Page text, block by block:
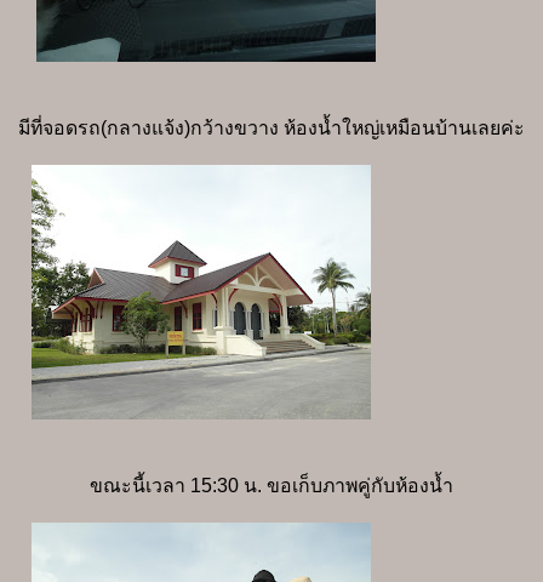
มีที่จอดรถ(กลางแจ้ง)กว้างขวาง ห้องน้ำใหญ่เหมือนบ้านเลยค่ะ
ขณะนี้เวลา 15:30 น. ขอเก็บภาพคู่กับห้องน้ำ